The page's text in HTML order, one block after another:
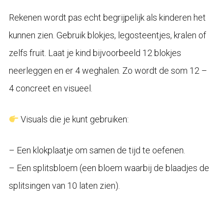
Rekenen wordt pas echt begrijpelijk als kinderen het
kunnen zien. Gebruik blokjes, legosteentjes, kralen of
zelfs fruit. Laat je kind bijvoorbeeld 12 blokjes
neerleggen en er 4 weghalen. Zo wordt de som 12 –
4 concreet en visueel.
Visuals die je kunt gebruiken:
– Een klokplaatje om samen de tijd te oefenen.
– Een splitsbloem (een bloem waarbij de blaadjes de
splitsingen van 10 laten zien).